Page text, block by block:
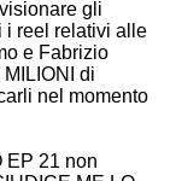
gli
i reel relativi alle
e Fabrizio
di
nel momento
EP 21 non